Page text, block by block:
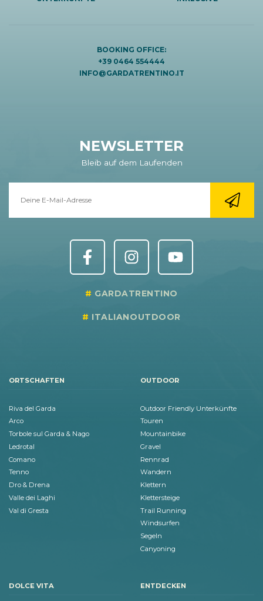
BOOKING OFFICE:
+39 0464 554444
INFO@GARDATRENTINO.IT
NEWSLETTER
Bleib auf dem Laufenden
GARDATRENTINO
ITALIANOUTDOOR
ORTSCHAFTEN
Riva del Garda
Arco
Torbole sul Garda & Nago
Ledrotal
Comano
Tenno
Dro & Drena
Valle dei Laghi
Val di Gresta
OUTDOOR
Outdoor Friendly Unterkünfte
Touren
Mountainbike
Gravel
Rennrad
Wandern
Klettern
Klettersteige
Trail Running
Windsurfen
Segeln
Canyoning
DOLCE VITA ENTDECKEN